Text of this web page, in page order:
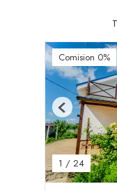
Comision 0%
1 / 24
Previous